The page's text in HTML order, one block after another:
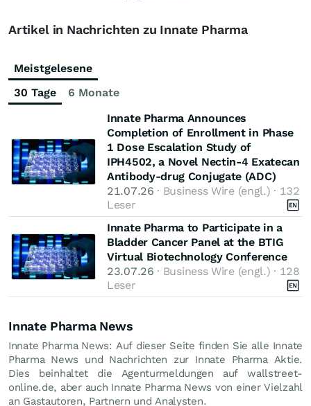
Artikel in Nachrichten zu Innate Pharma
Meistgelesene
30 Tage
6 Monate
Innate Pharma Announces
Completion of Enrollment in Phase
1 Dose Escalation Study of
IPH4502, a Novel Nectin-4 Exatecan
Antibody-drug Conjugate (ADC)
21.07.26 · Business Wire (engl.) · 132
Leser
Innate Pharma to Participate in a
Bladder Cancer Panel at the BTIG
Virtual Biotechnology Conference
23.07.26 · Business Wire (engl.) · 128
Leser
Innate Pharma News
Innate Pharma News: Auf dieser Seite finden Sie alle Innate
Pharma News und Nachrichten zur Innate Pharma Aktie.
Dies beinhaltet die Agenturmeldungen auf wallstreet-
online.de, aber auch Innate Pharma News von einer Vielzahl
an Gastautoren, Partnern und Analysten.